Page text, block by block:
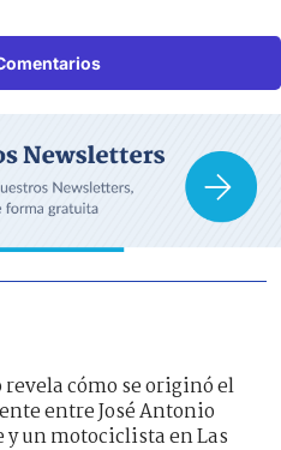
revela cómo se originó el
entre José Antonio
y un motociclista en Las